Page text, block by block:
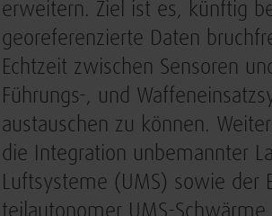
erweitern. Ziel ist es, künftig
georeferenzierte Daten
Echtzeit zwischen Sensoren
Führungs-, und
austauschen zu können.
die Integration unbemannter
Luftsysteme (UMS) sowie der
teilautonomer UMS-Schwärme.